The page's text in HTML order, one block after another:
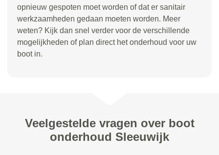
opnieuw gespoten moet worden of dat er sanitair
werkzaamheden gedaan moeten worden. Meer
weten? Kijk dan snel verder voor de verschillende
mogelijkheden of plan direct het onderhoud voor uw
boot in.
Veelgestelde vragen over boot
onderhoud Sleeuwijk